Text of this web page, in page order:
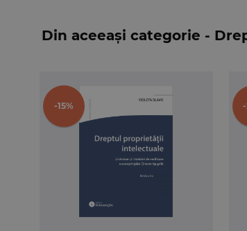
Din aceeași categorie -
-15%